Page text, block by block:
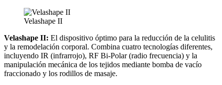
Velashape II
Velashape II: El dispositivo óptimo para la reducción de la celulitis
y la remodelación corporal. Combina cuatro tecnologías diferentes,
incluyendo IR (infrarrojo), RF Bi-Polar (radio frecuencia) y la
manipulación mecánica de los tejidos mediante bomba de vacío
fraccionado y los rodillos de masaje.